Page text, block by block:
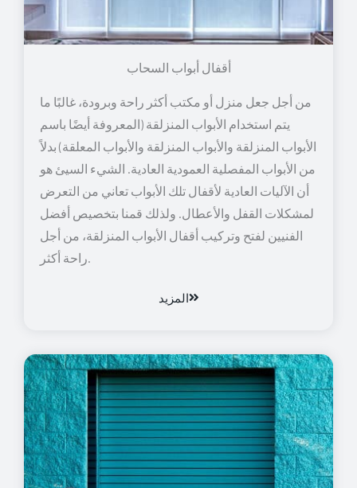
أقفال أبواب السحاب
من أجل جعل منزل أو مكتب أكثر راحة وبرودة، غالبًا ما
يتم استخدام الأبواب المنزلقة (المعروفة أيضًا باسم
الأبواب المنزلقة والأبواب المنزلقة والأبواب المعلقة) بدلاً
من الأبواب المفصلية العمودية العادية. الشيء السيئ هو
أن الآليات العادية لأقفال تلك الأبواب تعاني من التعرض
لمشكلات القفل والأعطال. ولذلك قمنا بتخصيص أفضل
الفنيين لفتح وتركيب أقفال الأبواب المنزلقة، من أجل
راحة أكثر.
المزيد